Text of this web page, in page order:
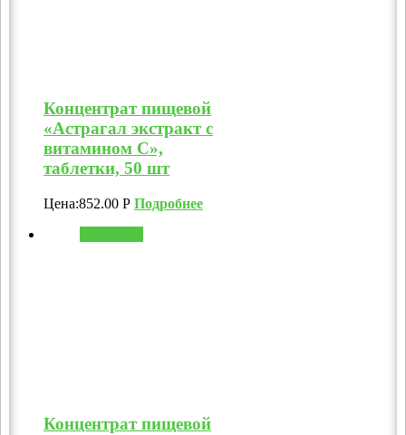
Концентрат пищевой
«Астрагал экстракт с
витамином C»,
таблетки, 50 шт
Цена:852.00 Р Подробнее
Концентрат пищевой